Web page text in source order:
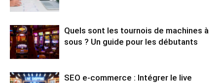
Quels sont les tournois de machines à
sous ? Un guide pour les débutants
SEO e-commerce : Intégrer le live